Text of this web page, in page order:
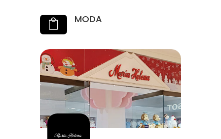
 MODA